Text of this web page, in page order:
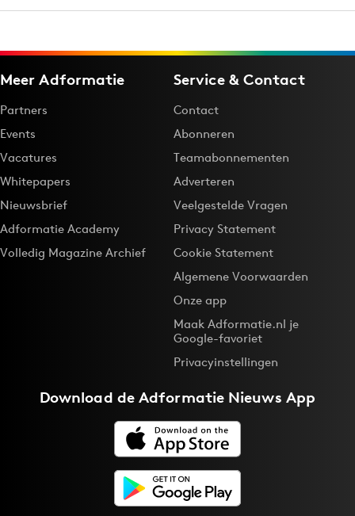
Meer Adformatie
Partners
Events
Vacatures
Whitepapers
Nieuwsbrief
Adformatie Academy
Volledig Magazine Archief
Service & Contact
Contact
Abonneren
Teamabonnementen
Adverteren
Veelgestelde Vragen
Privacy Statement
Cookie Statement
Algemene Voorwaarden
Onze app
Maak Adformatie.nl je
Google-favoriet
Privacyinstellingen
Download deAdformatie Nieuws App